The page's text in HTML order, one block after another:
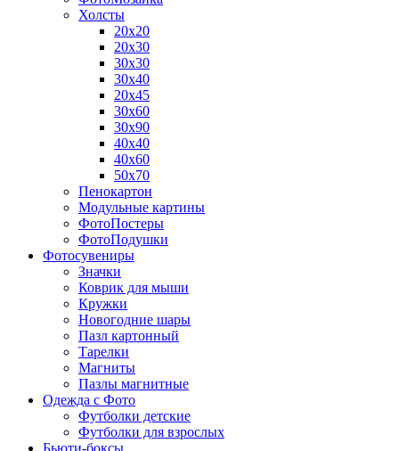
Холсты
20х20
20х30
30х30
30х40
20х45
30х60
30х90
40х40
40х60
50х70
Пенокартон
Модульные картины
ФотоПостеры
ФотоПодушки
Фотоcувениры
Значки
Коврик для мыши
Кружки
Новогодние шары
Пазл картонный
Тарелки
Магниты
Пазлы магнитные
Одежда с Фото
Футболки детские
Футболки для взрослых
Бьюти-боксы